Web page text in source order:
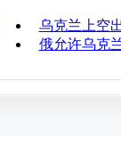
乌克兰上空
俄允许乌克